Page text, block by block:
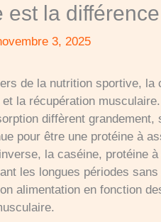
est la
3, 2025
de la nutrition sportive,
la récupération
diffèrent
pour être une protéine à
la caséine, protéine
les longues périodes
alimentation en fonction